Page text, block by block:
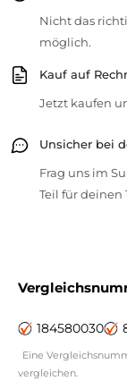
Nicht das
möglich.
Kauf auf
Jetzt kaufen
Unsicher bei
Frag uns im
Teil für deinen
184580030
Eine
vergleichen.